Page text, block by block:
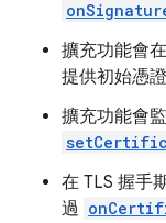
擴充功能會
提供初始憑證
擴充功能會
在 TLS 握手
過